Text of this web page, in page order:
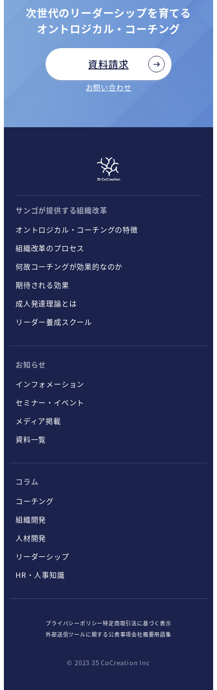
次世代のリーダーシップを育てる
オントロジカル・コーチング
資料請求
お問い合わせ
サンゴが提供する組織改革
オントロジカル・コーチングの特徴
組織改革のプロセス
何故コーチングが効果的なのか
期待される効果
成人発達理論とは
リーダー養成スクール
お知らせ
インフォメーション
セミナー・イベント
メディア掲載
資料一覧
コラム
コーチング
組織開発
人材開発
リーダーシップ
HR・人事知識
プライバシーポリシー特定商取引法に基づく表示
外部送信ツールに関する公表事項会社概要用語集
© 2023 35 CoCreation Inc